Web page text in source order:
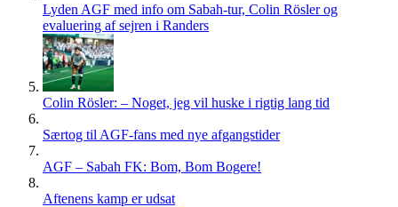
Lyden AGF med info om Sabah-tur, Colin Rösler og
evaluering af sejren i Randers
Colin Rösler: – Noget, jeg vil huske i rigtig lang tid
Særtog til AGF-fans med nye afgangstider
AGF – Sabah FK: Bom, Bom Bogere!
Aftenens kamp er udsat